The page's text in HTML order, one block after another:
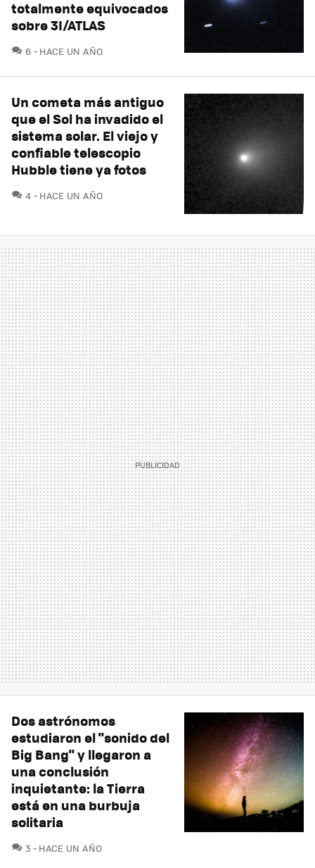
totalmente equivocados
sobre 3I/ATLAS
6 COMENTARIOS
HACE UN AÑO
Un cometa más antiguo
que el Sol ha invadido el
sistema solar. El viejo y
confiable telescopio
Hubble tiene ya fotos
4 COMENTARIOS
HACE UN AÑO
Dos astrónomos
estudiaron el "sonido del
Big Bang" y llegaron a
una conclusión
inquietante: la Tierra
está en una burbuja
solitaria
3 COMENTARIOS
HACE UN AÑO